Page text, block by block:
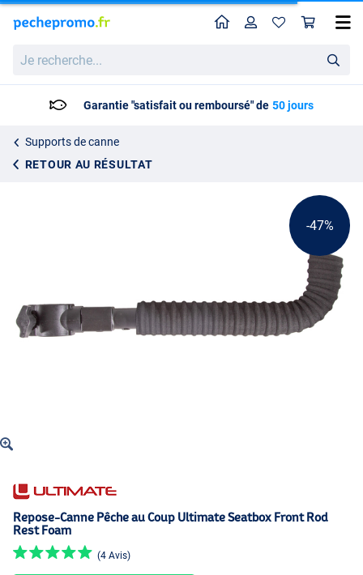
recherche...
HomeProfil
Garantie "satisfait ou remboursé" de 50 jours
Supports de canne
RETOUR AU RÉSULTAT
Repose-Canne Pêche au Coup Ultimate Seatbox Front Rod Rest Foam
-47%
Repose-Canne Pêche au Coup Ultimate Seatbox Front Rod
Rest Foam
(4 Avis)